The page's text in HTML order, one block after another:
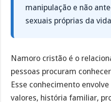
manipulação e não
sexuais próprias da
Namoro cristão é o
pessoas procuram
Esse conhecimento
valores, história familiar,